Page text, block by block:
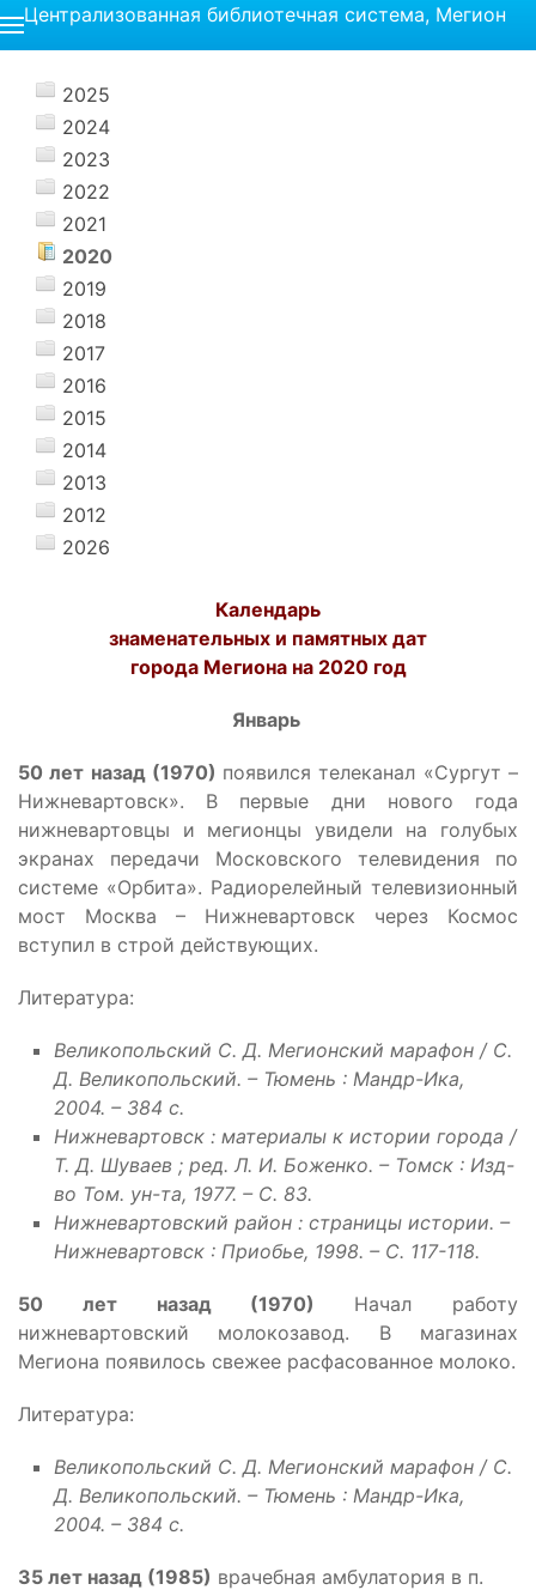
Централизованная библиотечная система, Мегион
2025
2024
2023
2022
2021
2020
2019
2018
2017
2016
2015
2014
2013
2012
2026
Календарь
знаменательных и памятных дат
города Мегиона на 2020 год
Январь
50 лет назад (1970) появился телеканал «Сургут –
Нижневартовск». В первые дни нового года
нижневартовцы и мегионцы увидели на голубых
экранах передачи Московского телевидения по
системе «Орбита». Радиорелейный телевизионный
мост Москва – Нижневартовск через Космос
вступил в строй действующих.
Литература:
Великопольский С. Д. Мегионский марафон / С.
Д. Великопольский. – Тюмень : Мандр-Ика,
2004. – 384 с.
Нижневартовск : материалы к истории города /
Т. Д. Шуваев ; ред. Л. И. Боженко. – Томск : Изд-
во Том. ун-та, 1977. – С. 83.
Нижневартовский район : страницы истории. –
Нижневартовск : Приобье, 1998. – С. 117-118.
50 лет назад (1970) Начал работу
нижневартовский молокозавод. В магазинах
Мегиона появилось свежее расфасованное молоко.
Литература:
Великопольский С. Д. Мегионский марафон / С.
Д. Великопольский. – Тюмень : Мандр-Ика,
2004. – 384 с.
35 лет назад (1985) врачебная амбулатория в п.